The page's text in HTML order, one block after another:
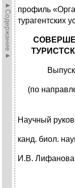
►Содержание►
профиль
турагентских
(по
Научный
канд. биол.
И.В. Лифанова